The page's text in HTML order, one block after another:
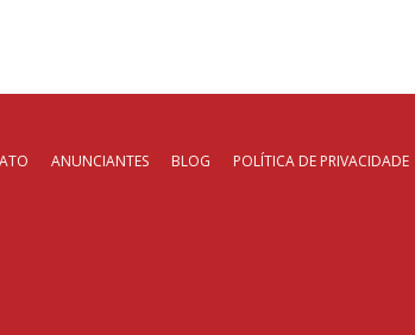
ANUNCIANTES BLOG POLÍTICA DE PRIVACIDADE